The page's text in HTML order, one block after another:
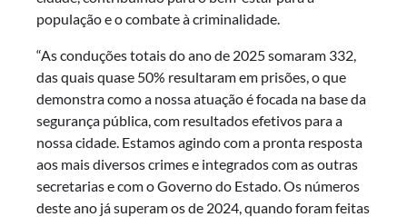
população e o combate à criminalidade.
“As conduções totais do ano de 2025 somaram 332,
das quais quase 50% resultaram em prisões, o que
demonstra como a nossa atuação é focada na base da
segurança pública, com resultados efetivos para a
nossa cidade. Estamos agindo com a pronta resposta
aos mais diversos crimes e integrados com as outras
secretarias e com o Governo do Estado. Os números
deste ano já superam os de 2024, quando foram feitas